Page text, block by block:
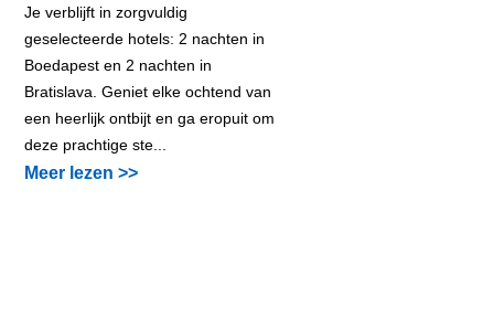
Je verblijft in zorgvuldig
geselecteerde hotels: 2 nachten in
Boedapest en 2 nachten in
Bratislava. Geniet elke ochtend van
een heerlijk ontbijt en ga eropuit om
deze prachtige ste...
Meer lezen >>